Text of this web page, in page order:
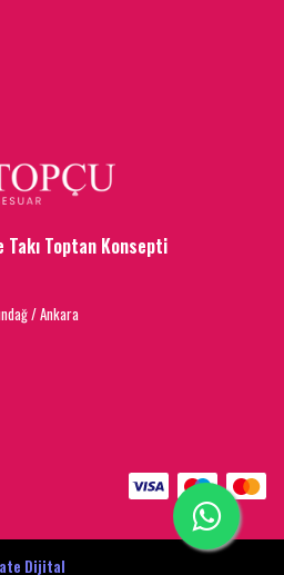
Takı Toptan Konsepti
/ Ankara
Dijital